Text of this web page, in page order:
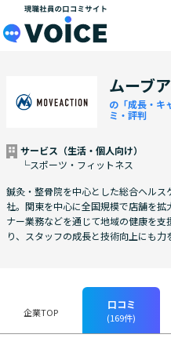
メインコンテンツにスキップ
ムーブ
の「成長・キ
ミ・評判
サービス（生活・個人向け）
└スポーツ・フィットネス
鍼灸・整骨院を中心とした総合ヘルス
社。関東を中心に全国規模で店舗を
ナー業務などを通じて地域の健康を
り、スタッフの成長と技術向上にも力
企業TOP
口コミ
(169件)